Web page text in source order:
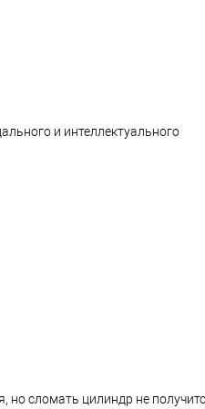
и интеллектуального
но сломать цилиндр не